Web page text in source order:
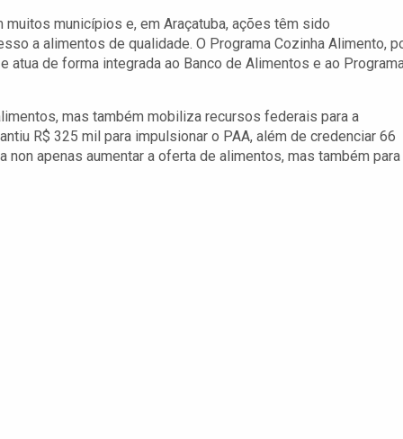
municípios e, em Araçatuba, ações têm sido
a alimentos de qualidade. O Programa Cozinha Alimento,
atua de forma integrada ao Banco de Alimentos e ao
mas também mobiliza recursos federais para a
R$ 325 mil para impulsionar o PAA, além de credenciar 66
apenas aumentar a oferta de alimentos, mas também para